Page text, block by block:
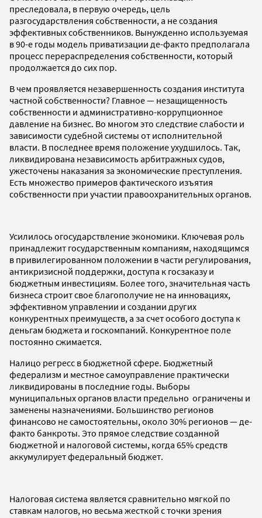
преследовала, в первую очередь, цель
разгосударствления собственности, а не создания
эффективных собственников. Вынужденно используемая
в 90-е годы модель приватизации де-факто предполагала
процесс перераспределения собственности, который
продолжается до сих пор.
В чем проявляется незавершенность создания института
частной собственности? Главное — незащищенность
собственности и административно-коррупционное
давление на бизнес. Во многом это следствие слабости и
зависимости судебной системы от исполнительной
власти. В последнее время положение ухудшилось. Так,
ликвидирована независимость арбитражных судов,
ужесточены наказания за экономические преступления.
Есть множество примеров фактического изъятия
собственности при участии правоохранительных органов.
Усилилось огосударствление экономики. Ключевая роль
принадлежит государственным компаниям, находящимся
в привилегированном положении в части регулирования,
антикризисной поддержки, доступа к госзаказу и
бюджетным инвестициям. Более того, значительная часть
бизнеса строит свое благополучие не на инновациях,
эффективном управлении и создании других
конкурентных преимуществ, а за счет особого доступа к
деньгам бюджета и госкомпаний. Конкурентное поле
постоянно сжимается.
Налицо регресс в бюджетной сфере. Бюджетный
федерализм и местное самоуправление практически
ликвидированы в последние годы. Выборы
муниципальных органов власти предельно ограничены и
заменены назначениями. Большинство регионов
финансово не самостоятельны, около 30% регионов — де-
факто банкроты. Это прямое следствие созданной
бюджетной и налоговой системы, когда 65% средств
аккумулирует федеральный бюджет.
Налоговая система является сравнительно мягкой по
ставкам налогов, но весьма жесткой с точки зрения